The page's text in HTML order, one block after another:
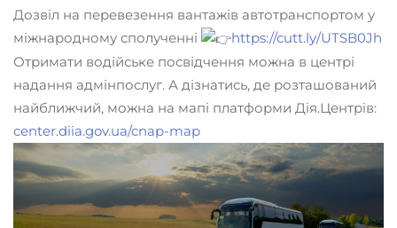
Дозвіл на перевезення вантажів автотранспортом у
міжнародному сполученні
https://cutt.ly/UTSB0Jh
Отримати водійське посвідчення можна в центрі
надання адмінпослуг. А дізнатись, де розташований
найближчий, можна на мапі платформи Дія.Центрів:
center.diia.gov.ua/cnap-map